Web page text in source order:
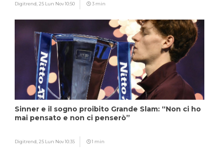
Digitrend, 25 Lun Nov 10:50 3 min
Sinner e il sogno proibito Grande Slam: “Non ci ho
mai pensato e non ci penserò”
Digitrend, 25 Lun Nov 10:35 1 min